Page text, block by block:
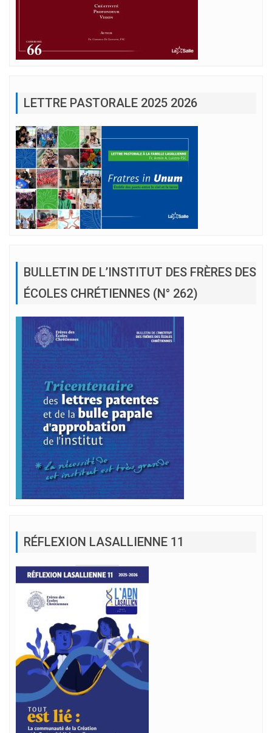
LETTRE PASTORALE 2025 2026
BULLETIN DE L’INSTITUT DES FRÈRES DES
ÉCOLES CHRÉTIENNES (N° 262)
RÉFLEXION LASALLIENNE 11